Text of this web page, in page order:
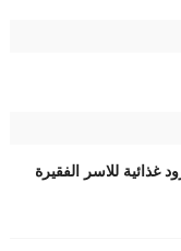
للاسر الفقيرة